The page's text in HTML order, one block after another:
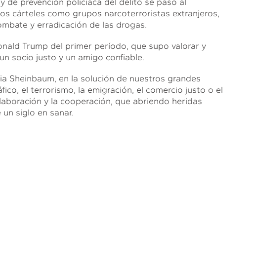
cárteles como grupos narcoterroristas extranjeros,
y erradicación de las drogas.
Trump del primer período, que supo valorar y
socio justo y un amigo confiable.
Sheinbaum, en la solución de nuestros grandes
el terrorismo, la emigración, el comercio justo o el
y la cooperación, que abriendo heridas
siglo en sanar.